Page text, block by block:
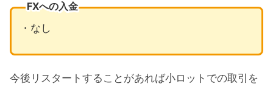
FXへの入金
・なし
今後リスタートすることがあれば小ロットでの取引を